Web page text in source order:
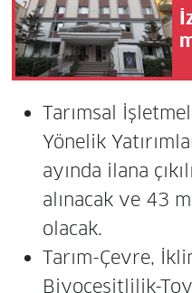
Tarımsal
Yönelik
ayında ilana
alınacak ve 43
olacak.
Tarım-Çevre,
Biyoçeşitlilik-